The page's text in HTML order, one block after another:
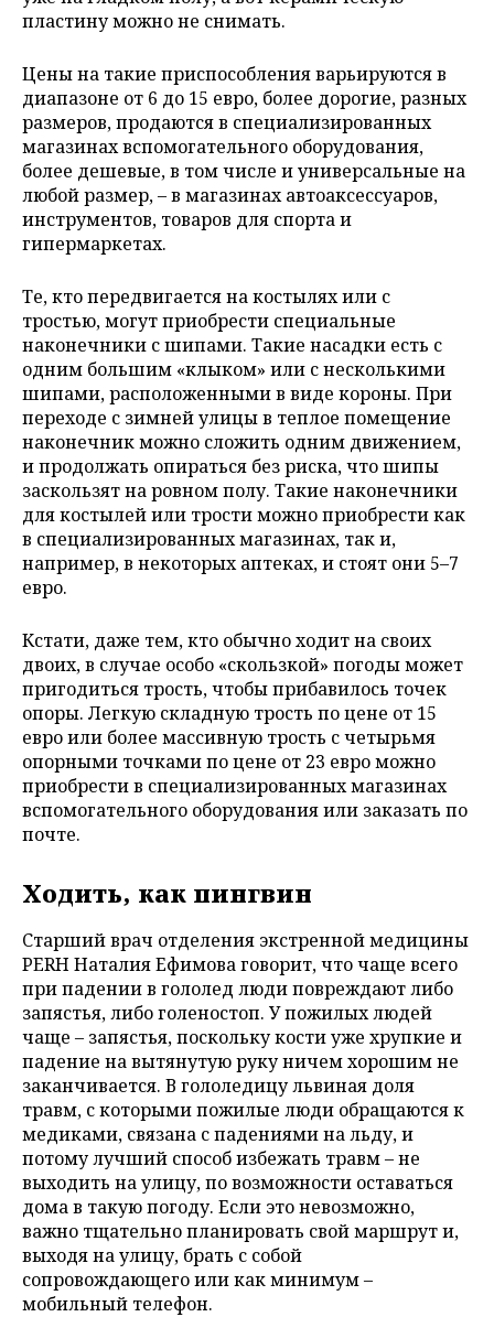
пластину можно не снимать.
Цены на такие приспособления варьируются в
диапазоне от 6 до 15 евро, более дорогие, разных
размеров, продаются в специализированных
магазинах вспомогательного оборудования,
более дешевые, в том числе и универсальные на
любой размер, – в магазинах автоаксессуаров,
инструментов, товаров для спорта и
гипермаркетах.
Те, кто передвигается на костылях или с
тростью, могут приобрести специальные
наконечники с шипами. Такие насадки есть с
одним большим «клыком» или с несколькими
шипами, расположенными в виде короны. При
переходе с зимней улицы в теплое помещение
наконечник можно сложить одним движением,
и продолжать опираться без риска, что шипы
заскользят на ровном полу. Такие наконечники
для костылей или трости можно приобрести как
в специализированных магазинах, так и,
например, в некоторых аптеках, и стоят они 5–7
евро.
Кстати, даже тем, кто обычно ходит на своих
двоих, в случае особо «скользкой» погоды может
пригодиться трость, чтобы прибавилось точек
опоры. Легкую складную трость по цене от 15
евро или более массивную трость с четырьмя
опорными точками по цене от 23 евро можно
приобрести в специализированных магазинах
вспомогательного оборудования или заказать по
почте.
Ходить, как пингвин
Cтарший врач отделения экстренной медицины
PERH Наталия Ефимова говорит, что чаще всего
при падении в гололед люди повреждают либо
запястья, либо голеностоп. Упожилых людей
чаще – запястья, поскольку кости уже хрупкие и
падение на вытянутую руку ничем хорошим не
заканчивается. В гололедицу львиная доля
травм, с которыми пожилые люди обращаются к
медиками, связана с падениями на льду, и
потому лучший способ избежать травм – не
выходить на улицу, по возможности оставаться
дома в такую погоду. Если это невозможно,
важно тщательно планировать свой маршрут и,
выходя на улицу, брать с собой
сопровождающего или как минимум –
мобильный телефон.